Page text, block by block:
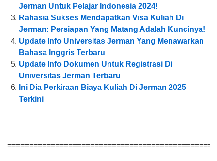
Jerman Untuk Pelajar Indonesia 2024!
Rahasia Sukses Mendapatkan Visa Kuliah Di
Jerman: Persiapan Yang Matang Adalah Kuncinya!
Update Info Universitas Jerman Yang Menawarkan
Bahasa Inggris Terbaru
Update Info Dokumen Untuk Registrasi Di
Universitas Jerman Terbaru
Ini Dia Perkiraan Biaya Kuliah Di Jerman 2025
Terkini